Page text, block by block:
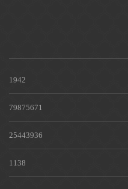
1942
79875671
25443936
1138